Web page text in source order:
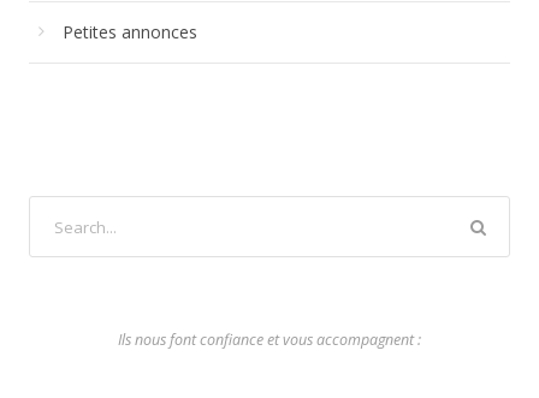
Petites annonces
Ils nous font confiance et vous accompagnent :